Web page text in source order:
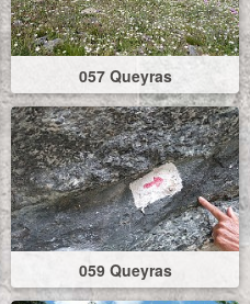
057 Queyras
059 Queyras